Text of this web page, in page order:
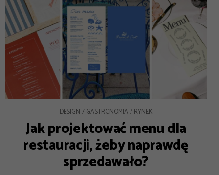
E-BOOKI
O NAS
REKLAMA
DESIGN GASTRONOMIA RYNEK
Jak projektować menu dla
restauracji, żeby naprawdę
sprzedawało?